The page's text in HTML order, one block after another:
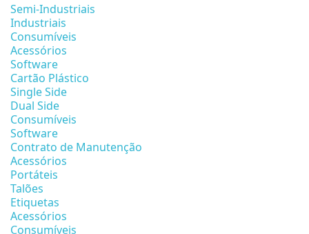
Semi-Industriais
Industriais
Consumíveis
Acessórios
Software
Cartão Plástico
Single Side
Dual Side
Consumíveis
Software
Contrato de Manutenção
Acessórios
Portáteis
Talões
Etiquetas
Acessórios
Consumíveis